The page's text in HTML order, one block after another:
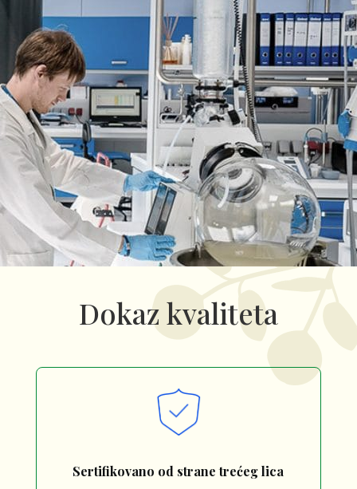
Dokaz kvaliteta
Sertifikovano od strane trećeg lica